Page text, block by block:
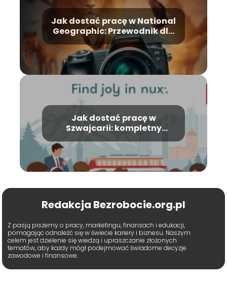
Jak dostać pracę w National
Geographic: Przewodnik dla
ambitnych fotografów
Jak dostać pracę w
Szwajcarii: kompletny
rynku pracy
Redakcja Bezrobocie.org.pl
Z pasją piszemy o pracy, marketingu, finansach i edukacji,
pomagając odnaleźć się w świecie kariery i biznesu. Naszym
celem jest dzielenie się wiedzą i upraszczanie złożonych
tematów, aby każdy mógł podejmować świadome decyzje
zawodowe i finansowe.